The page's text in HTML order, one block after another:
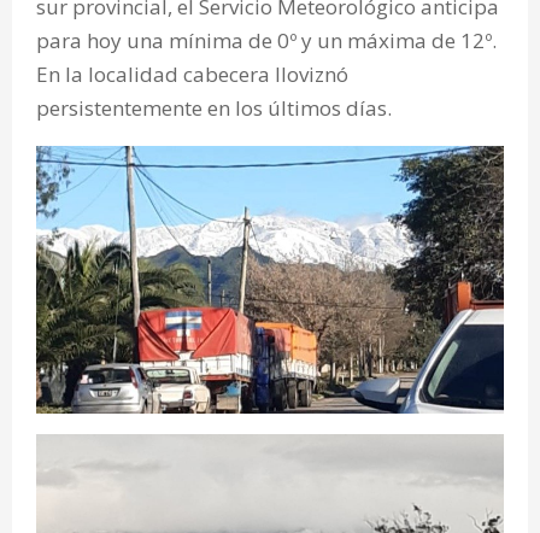
sur provincial, el Servicio Meteorológico anticipa
para hoy una mínima de 0º y un máxima de 12º.
En la localidad cabecera lloviznó
persistentemente en los últimos días.